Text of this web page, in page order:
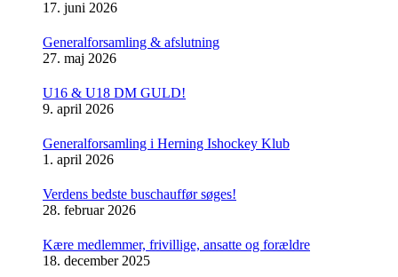
17. juni 2026
Generalforsamling & afslutning
27. maj 2026
U16 & U18 DM GULD!
9. april 2026
Generalforsamling i Herning Ishockey Klub
1. april 2026
Verdens bedste buschauffør søges!
28. februar 2026
Kære medlemmer, frivillige, ansatte og forældre
18. december 2025